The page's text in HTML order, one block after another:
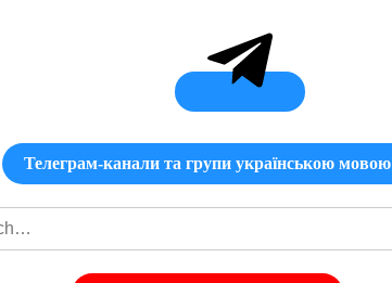
Телеграм-канали та групи українською мовою